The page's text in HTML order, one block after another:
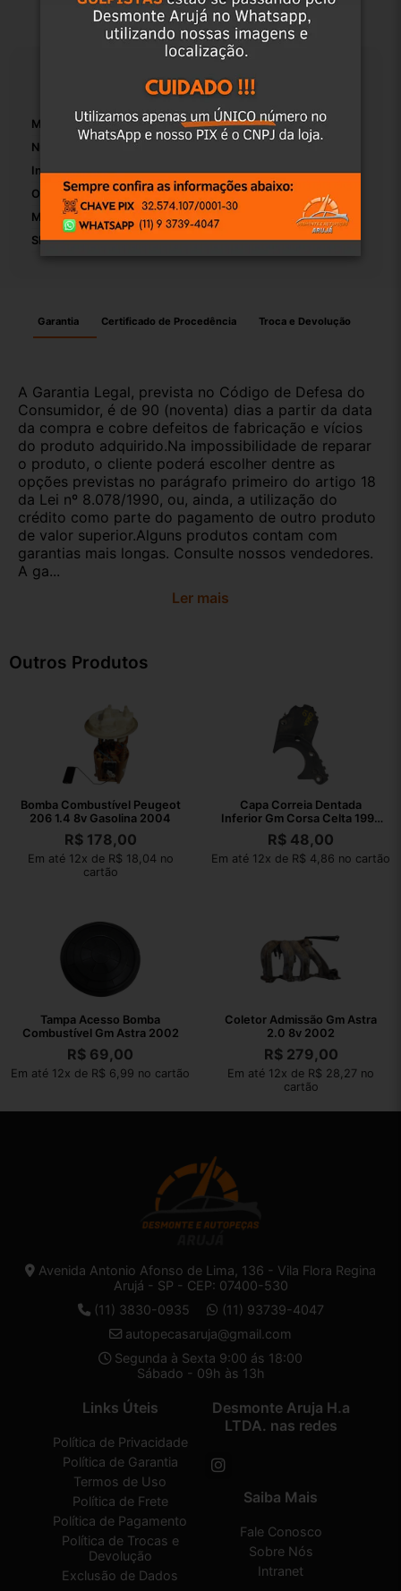
Especificações
Marca:
Número De Peça:
Inclui Acessórios Para A Montagem: False
OEM: Original
Modelo: Uno
SKU: 8244
Garantia Certificado de Procedência Troca e Devolução
A Garantia Legal, prevista no Código de Defesa do
Consumidor, é de 90 (noventa) dias a partir da data
da compra e cobre defeitos de fabricação e vícios
do produto adquirido.Na impossibilidade de reparar
o produto, o cliente poderá escolher dentre as
opções previstas no parágrafo primeiro do artigo 18
da Lei nº 8.078/1990, ou, ainda, a utilização do
crédito como parte do pagamento de outro produto
de valor superior.Alguns produtos contam com
garantias mais longas. Consulte nossos vendedores.
A ga...
Ler mais
Outros Produtos
Bomba Combustível Peugeot
206 1.4 8v Gasolina 2004
R$178,00
Em até 12x de R$ 18,04 no
cartão
Capa Correia Dentada
Inferior Gm Corsa Celta 1995
2009
R$ 48,00
Em até 12x de R$ 4,86 no cartão
Tampa Acesso Bomba
Combustível Gm Astra 2002
R$ 69,00
Em até 12x de R$ 6,99 no cartão
Coletor Admissão Gm Astra
2.0 8v 2002
R$279,00
Em até 12x de R$ 28,27 no
cartão
Avenida Antonio Afonso de Lima, 136 - Vila Flora Regina
Arujá - SP - CEP: 07400-530
(11) 3830-0935
(11) 93739-4047
autopecasaruja@gmail.com
Segunda à Sexta 9:00 ás 18:00
Sábado - 09h às 13h
Links Úteis
Política de Privacidade
Política de Garantia
Termos de Uso
Política de Frete
Política de Pagamento
Política de Trocas e
Devolução
Exclusão de Dados
Desmonte Aruja H.a
LTDA. nas redes
Saiba Mais
Fale Conosco
Sobre Nós
Intranet